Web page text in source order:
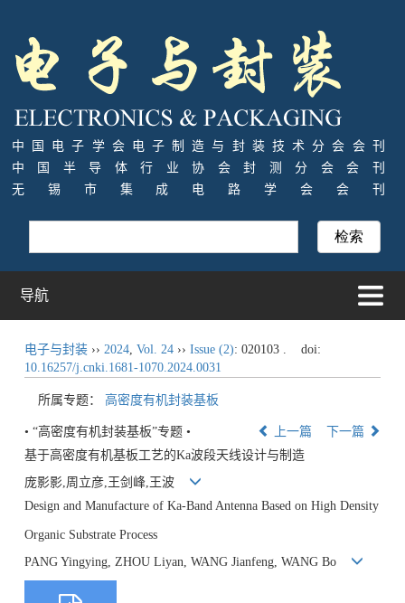
中国电子学会电子制造与封装技术分会会刊
中国半导体行业协会封测分会会刊
无锡市集成电路学会会刊
导航
电子与封装›› 2024, Vol. 24›› Issue (2): 020103 .
doi:
10.16257/j.cnki.1681-1070.2024.0031
所属专题： 高密度有机封装基板
• “高密度有机封装基板”专题 • 上一篇
下一篇
基于高密度有机基板工艺的Ka波段天线设计与制造
庞影影,周立彦,王剑峰,王波
Design and Manufacture of Ka-Band Antenna Based on High Density
Organic Substrate Process
PANG Yingying, ZHOU Liyan, WANG Jianfeng, WANG Bo